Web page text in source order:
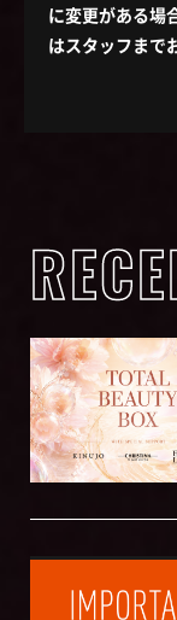
に変更がある場
はスタッフまで